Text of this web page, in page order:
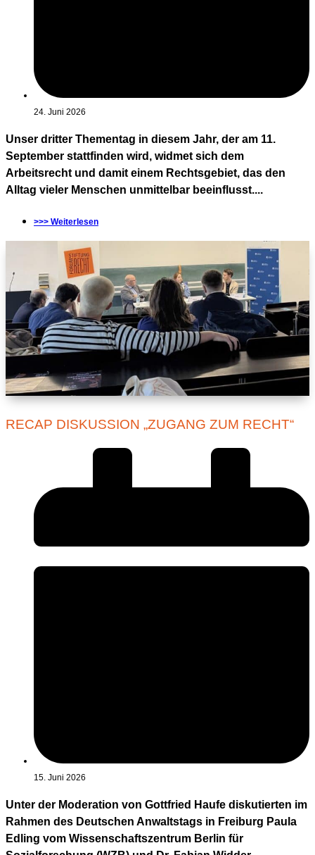
24. Juni 2026
Unser dritter Thementag in diesem Jahr, der am 11.
September stattfinden wird, widmet sich dem
Arbeitsrecht und damit einem Rechtsgebiet, das den
Alltag vieler Menschen unmittelbar beeinflusst....
>>> Weiterlesen
RECAP DISKUSSION „ZUGANG ZUM RECHT“
15. Juni 2026
Unter der Moderation von Gottfried Haufe diskutierten im
Rahmen des Deutschen Anwaltstags in Freiburg Paula
Edling vom Wissenschaftszentrum Berlin für